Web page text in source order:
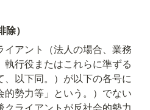
）
イアント（法人の場合、業務
行役またはこれらに準ずる
以下同。）が以下の各号に
勢力等」という。）でない